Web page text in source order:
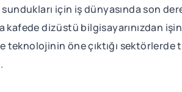
için iş dünyasında son
kafede dizüstü bilgisayarınızdan
teknolojinin öne çıktığı